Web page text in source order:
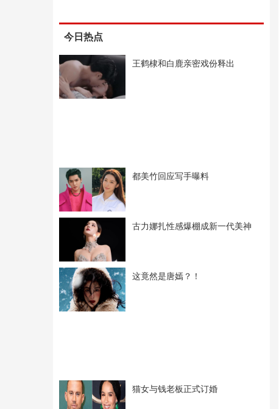
今日热点
王鹤棣和白鹿亲密戏份释出
都美竹回应写手曝料
古力娜扎性感爆棚成新一代美神
这竟然是唐嫣？！
猫女与钱老板正式订婚